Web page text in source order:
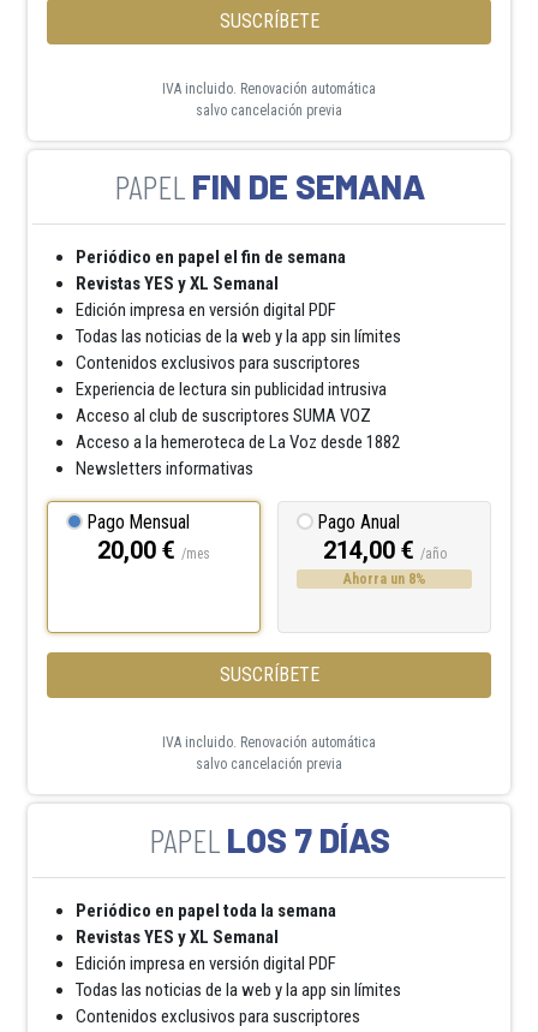
SUSCRÍBETE
IVA incluido. Renovación automática
salvo cancelación previa
FIN DE SEMANA
Periódico en papel el fin de semana
Revistas YES y XL Semanal
Edición impresa en versión digital PDF
Todas las noticias de la web y la app sin límites
Contenidos exclusivos para suscriptores
Experiencia de lectura sin publicidad intrusiva
Acceso al club de suscriptores SUMA VOZ
Acceso a la hemeroteca de La Voz desde 1882
Newsletters informativas
Pago Mensual
20,00 € /mes
Pago Anual
214,00 € /año
Ahorra un 8%
SUSCRÍBETE
IVA incluido. Renovación automática
salvo cancelación previa
LOS 7 DÍAS
Periódico en papel toda la semana
Revistas YES y XL Semanal
Edición impresa en versión digital PDF
Todas las noticias de la web y la app sin límites
Contenidos exclusivos para suscriptores